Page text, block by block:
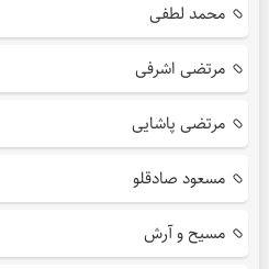
محمد لطفی
مرتضی اشرفی
مرتضی پاشایی
مسعود صادقلو
مسیح و آرش